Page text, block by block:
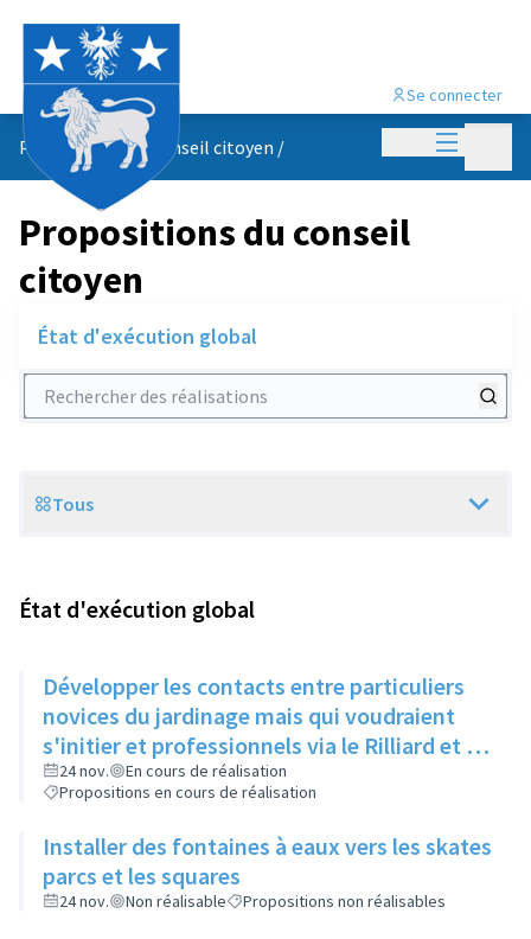
Menu
Se connecter
Propositions du conseil citoyen /
Propositions du conseil
citoyen
État d'exécution global
Rechercher des réalisations
Scope
Tous
État d'exécution global
Développer les contacts entre particuliers
novices du jardinage mais qui voudraient
s'initier et professionnels via le Rilliard et la
Maison de la Vie Locale
24 nov.
En cours de réalisation
Propositions en cours de réalisation
Installer des fontaines à eaux vers les skates
parcs et les squares
24 nov. Non réalisable Propositions non réalisables